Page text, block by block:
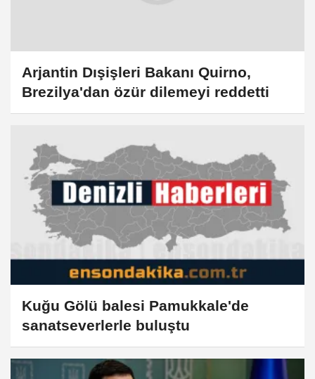
Arjantin Dışişleri Bakanı Quirno,
Brezilya'dan özür dilemeyi reddetti
Kuğu Gölü balesi Pamukkale'de
sanatseverlerle buluştu